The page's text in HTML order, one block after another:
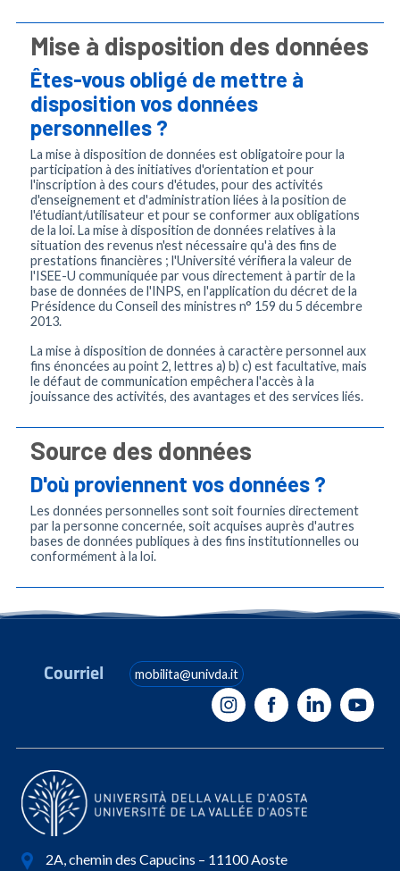
Mise à disposition des données
Êtes-vous obligé de mettre à
disposition vos données
personnelles ?
La mise à disposition de données est obligatoire pour la
participation à des initiatives d'orientation et pour
l'inscription à des cours d'études, pour des activités
d'enseignement et d'administration liées à la position de
l'étudiant/utilisateur et pour se conformer aux obligations
de la loi. La mise à disposition de données relatives à la
situation des revenus n'est nécessaire qu'à des fins de
prestations financières ; l'Université vérifiera la valeur de
l'ISEE-U communiquée par vous directement à partir de la
base de données de l'INPS, en l'application du décret de la
Présidence du Conseil des ministres n° 159 du 5 décembre
2013.
La mise à disposition de données à caractère personnel aux
fins énoncées au point 2, lettres a) b) c) est facultative, mais
le défaut de communication empêchera l'accès à la
jouissance des activités, des avantages et des services liés.
Source des données
D'où proviennent vos données ?
Les données personnelles sont soit fournies directement
par la personne concernée, soit acquises auprès d'autres
bases de données publiques à des fins institutionnelles ou
conformément à la loi.
Courriel mobilita@univda.it
2A, chemin des Capucins – 11100 Aoste